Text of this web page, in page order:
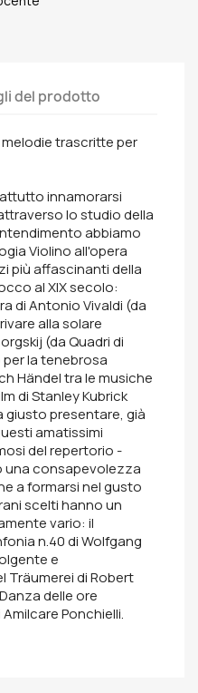
del prodotto
melodie trascritte per
innamorarsi
lo studio della
abbiamo
Violino all'opera
più affascinanti della
al XIX secolo:
di Antonio Vivaldi (da
alla solare
(da Quadri di
la tenebrosa
Händel tra le musiche
di Stanley Kubrick
giusto presentare, già
amatissimi
del repertorio -
una consapevolezza
a formarsi nel gusto
scelti hanno un
vario: il
n.40 di Wolfgang
e
Träumerei di Robert
delle ore
Ponchielli.